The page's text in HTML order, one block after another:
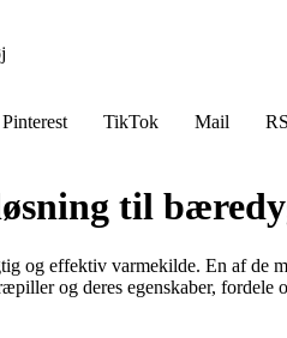
Pinterest TikTok Mail
til
og effektiv varmekilde. En af
og deres egenskaber, fordele